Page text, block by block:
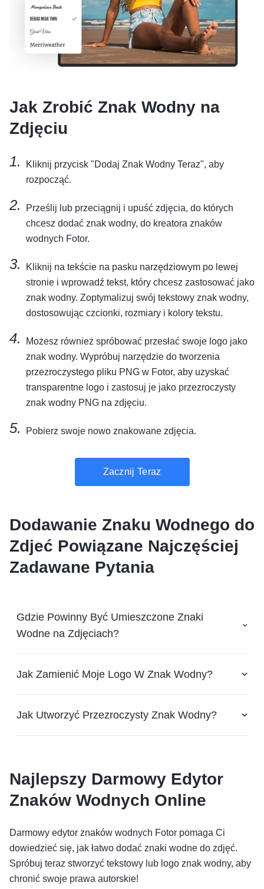
Jak Zrobić Znak Wodny na
Zdjęciu
Kliknij przycisk "Dodaj Znak Wodny Teraz", aby
rozpocząć.
Prześlij lub przeciągnij i upuść zdjęcia, do których
chcesz dodać znak wodny, do kreatora znaków
wodnych Fotor.
Kliknij na tekście na pasku narzędziowym po lewej
stronie i wprowadź tekst, który chcesz zastosować jako
znak wodny. Zoptymalizuj swój tekstowy znak wodny,
dostosowując czcionki, rozmiary i kolory tekstu.
Możesz również spróbować przesłać swoje logo jako
znak wodny. Wypróbuj narzędzie do tworzenia
przezroczystego pliku PNG w Fotor, aby uzyskać
transparentne logo i zastosuj je jako przezroczysty
znak wodny PNG na zdjęciu.
Pobierz swoje nowo znakowane zdjęcia.
Zacznij Teraz
Dodawanie Znaku Wodnego do
Zdjeć Powiązane Najczęściej
Zadawane Pytania
Gdzie Powinny Być Umieszczone Znaki
Wodne na Zdjęciach?
Jak Zamienić Moje Logo W Znak Wodny?
Jak Utworzyć Przezroczysty Znak Wodny?
Najlepszy Darmowy Edytor
Znaków Wodnych Online
Darmowy edytor znaków wodnych Fotor pomaga Ci
dowiedzieć się, jak łatwo dodać znaki wodne do zdjęć.
Spróbuj teraz stworzyć tekstowy lub logo znak wodny, aby
chronić swoje prawa autorskie!